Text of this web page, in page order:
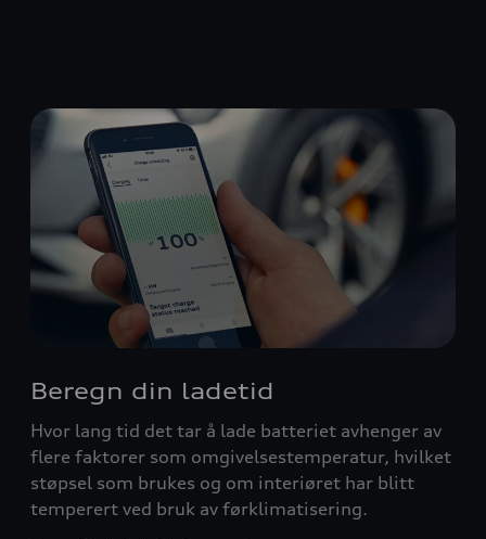
Beregn din ladetid
Hvor lang tid det tar å lade batteriet avhenger av
flere faktorer som omgivelsestemperatur, hvilket
støpsel som brukes og om interiøret har blitt
temperert ved bruk av førklimatisering.